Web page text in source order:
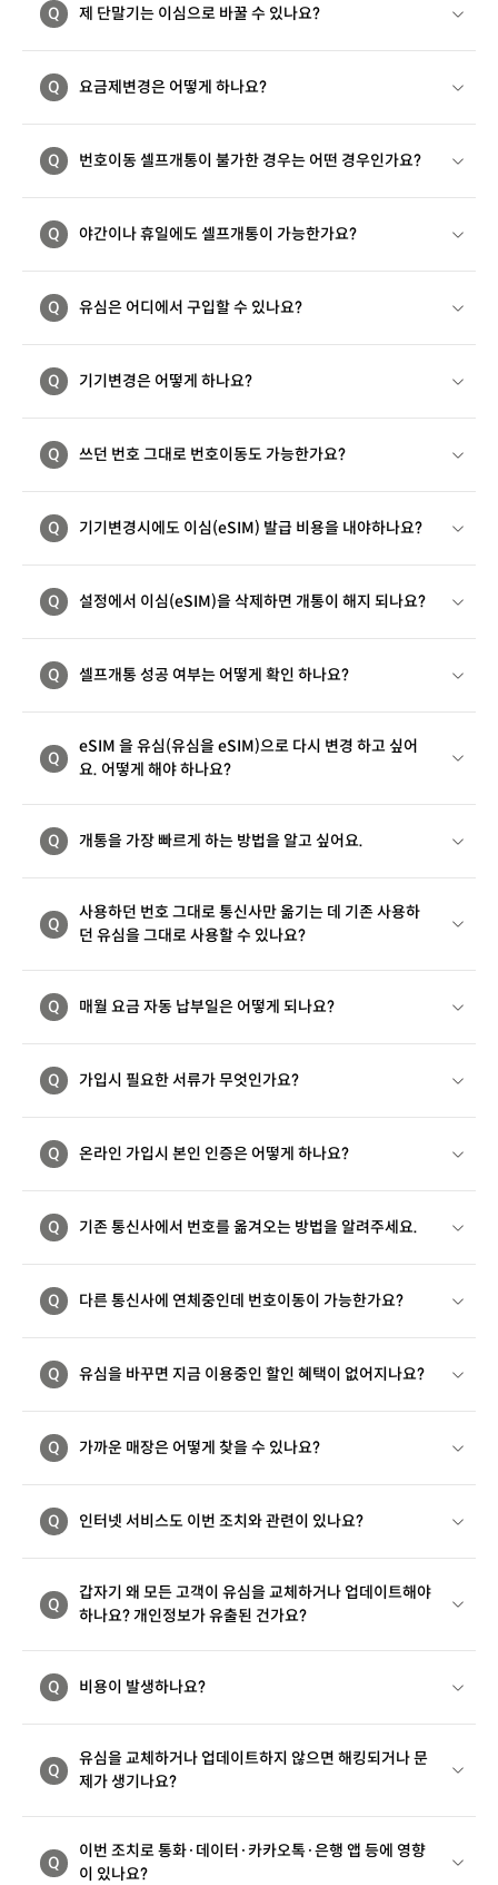
Q 제 단말기는 이심으로 바꿀 수 있나요?
Q 요금제변경은 어떻게 하나요?
Q 번호이동 셀프개통이 불가한 경우는 어떤 경우인가요?
Q 야간이나 휴일에도 셀프개통이 가능한가요?
Q 유심은 어디에서 구입할 수 있나요?
Q 기기변경은 어떻게 하나요?
Q 쓰던 번호 그대로 번호이동도 가능한가요?
Q 기기변경시에도 이심(eSIM) 발급 비용을 내야하나요?
Q 설정에서 이심(eSIM)을 삭제하면 개통이 해지 되나요?
Q 셀프개통 성공 여부는 어떻게 확인 하나요?
Q
eSIM 을 유심(유심을 eSIM)으로 다시 변경 하고 싶어
요. 어떻게 해야 하나요?
Q 개통을 가장 빠르게 하는 방법을 알고 싶어요.
Q
사용하던 번호 그대로 통신사만 옮기는 데 기존 사용하
던 유심을 그대로 사용할 수 있나요?
Q 매월 요금 자동 납부일은 어떻게 되나요?
Q 가입시 필요한 서류가 무엇인가요?
Q 온라인 가입시 본인 인증은 어떻게 하나요?
Q 기존 통신사에서 번호를 옮겨오는 방법을 알려주세요.
Q 다른 통신사에 연체중인데 번호이동이 가능한가요?
Q 유심을 바꾸면 지금 이용중인 할인 혜택이 없어지나요?
Q 가까운 매장은 어떻게 찾을 수 있나요?
Q 인터넷 서비스도 이번 조치와 관련이 있나요?
Q
갑자기 왜 모든 고객이 유심을 교체하거나 업데이트해야
하나요? 개인정보가 유출된 건가요?
Q 비용이 발생하나요?
Q
유심을 교체하거나 업데이트하지 않으면 해킹되거나 문
제가 생기나요?
Q
이번 조치로 통화·데이터·카카오톡·은행 앱 등에 영향
이 있나요?